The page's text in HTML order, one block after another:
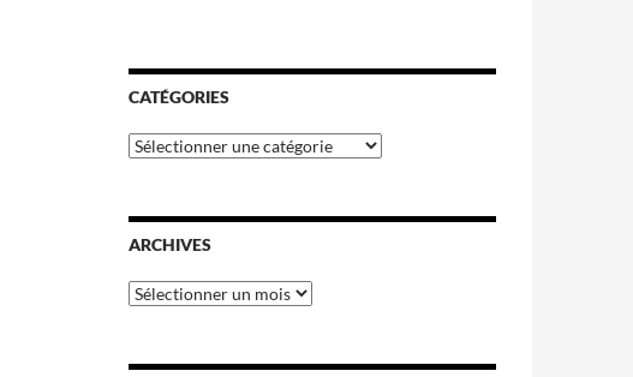
CATÉGORIES
Catégories
ARCHIVES
Archives